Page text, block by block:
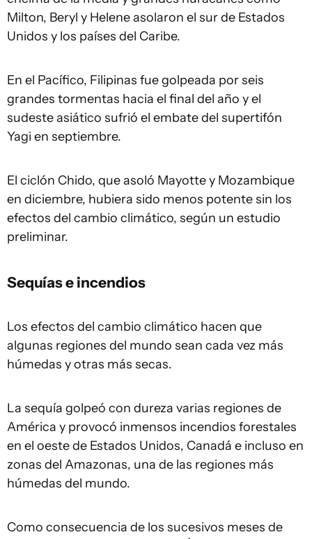
Milton, Beryl y Helene asolaron el sur de Estados
Unidos y los países del Caribe.
En el Pacífico, Filipinas fue golpeada por seis
grandes tormentas hacia el final del año y el
sudeste asiático sufrió el embate del supertifón
Yagi en septiembre.
El ciclón Chido, que asoló Mayotte y Mozambique
en diciembre, hubiera sido menos potente sin los
efectos del cambio climático, según un estudio
preliminar.
Sequías e incendios
Los efectos del cambio climático hacen que
algunas regiones del mundo sean cada vez más
húmedas y otras más secas.
La sequía golpeó con dureza varias regiones de
América y provocó inmensos incendios forestales
en el oeste de Estados Unidos, Canadá e incluso en
zonas del Amazonas, una de las regiones más
húmedas del mundo.
Como consecuencia de los sucesivos meses de